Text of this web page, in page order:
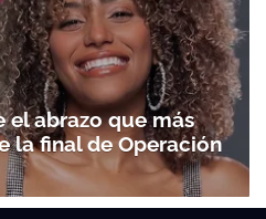
el abrazo que más
la final de Operación